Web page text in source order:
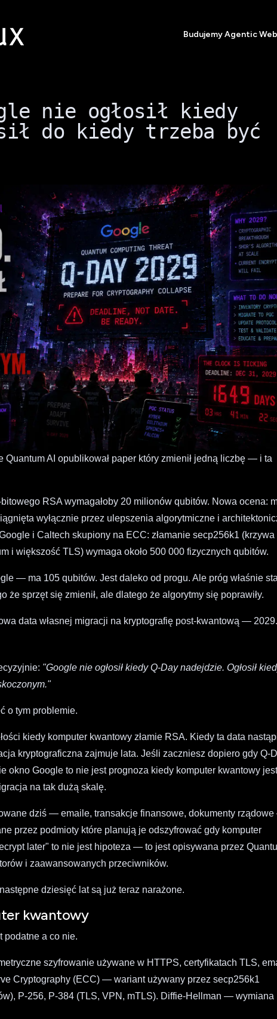
Budujemy Agentic Web
nie ogłosił kiedy
do kiedy trzeba być
AI opublikował paper który zmienił jedną liczbę — i ta
RSA wymagałoby 20 milionów qubitów. Nowa ocena:
wyłącznie przez ulepszenia algorytmiczne i
i Caltech skupiony na ECC: złamanie secp256k1 (krzywa
i większość TLS) wymaga około 500 000 fizycznych qubitów.
— ma 105 qubitów. Jest daleko od progu. Ale próg właśnie
sprzęt się zmienił, ale dlatego że algorytmy się poprawiły.
data własnej migracji na kryptografię post-kwantową — 2029.
"Google nie ogłosił kiedy Q-Day nadejdzie. Ogłosił
o tym problemie.
kiedy komputer kwantowy złamie RSA. Kiedy ta data
kryptograficzna zajmuje lata. Jeśli zaczniesz dopiero gdy Q-
okno Google to nie jest prognoza kiedy komputer kwantowy
na tak dużą skalę.
dziś — emaile, transakcje finansowe, dokumenty
przez podmioty które planują je odszyfrować gdy komputer
later" to nie jest hipoteza — to jest opisywana przez
i zaawansowanych przeciwników.
dziesięć lat są już teraz narażone.
kwantowy
podatne a co nie.
szyfrowanie używane w HTTPS, certyfikatach TLS,
Cryptography (ECC) — wariant używany przez secp256k1
P-256, P-384 (TLS, VPN, mTLS). Diffie-Hellman — wymiana